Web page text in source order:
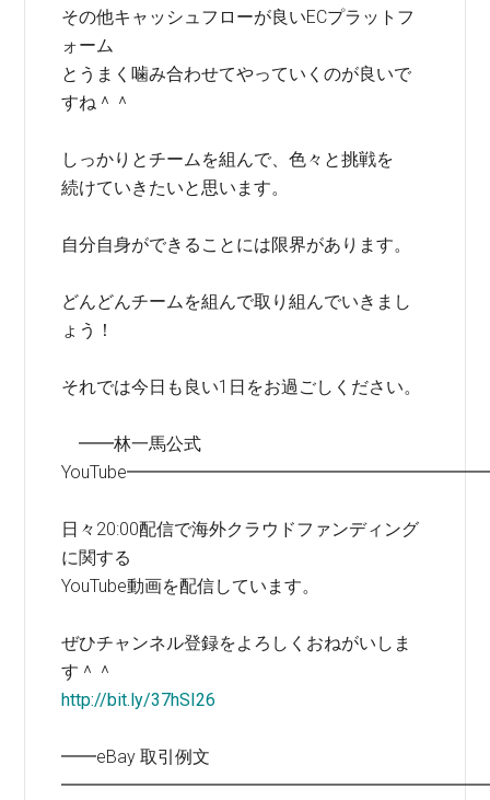
その他キャッシュフローが良いECプラットフ
ォーム
とうまく噛み合わせてやっていくのが良いで
すね＾＾
しっかりとチームを組んで、色々と挑戦を
続けていきたいと思います。
自分自身ができることには限界があります。
どんどんチームを組んで取り組んでいきまし
ょう！
それでは今日も良い1日をお過ごしください。
━━林一馬公式
日々20:00配信で海外クラウドファンディング
に関する
YouTube動画を配信しています。
ぜひチャンネル登録をよろしくおねがいしま
す＾＾
http://bit.ly/37hSI26
━━eBay 取引例文